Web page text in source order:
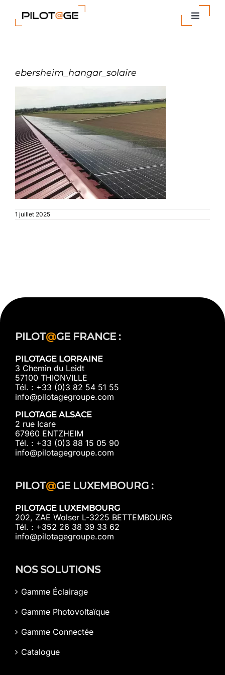
contenu
Toggle
Entreprise
Actualités
Contact
ebersheim_hangar_solaire
1 juillet 2025
PILOT@GE FRANCE :
PILOTAGE LORRAINE
3 Chemin du Leidt
57100 THIONVILLE
Tél. : +33 (0)3 82 54 51 55
info@pilotagegroupe.com
PILOTAGE ALSACE
2 rue Icare
67960 ENTZHEIM
Tél. : +33 (0)3 88 15 05 90
info@pilotagegroupe.com
PILOT@GE LUXEMBOURG :
PILOTAGE LUXEMBOURG
202, ZAE Wolser L-3225 BETTEMBOURG
Tél. : +352 26 38 39 33 62
info@pilotagegroupe.com
NOS SOLUTIONS
Gamme Éclairage
Gamme Photovoltaïque
Gamme Connectée
Catalogue